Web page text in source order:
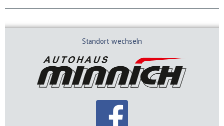
Standort wechseln